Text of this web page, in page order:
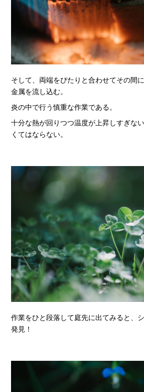
そして、両端をぴたりと合わせてその間
金属を流し込む。
炎の中で行う慎重な作業である。
十分な熱が回りつつ温度が上昇しすぎな
くてはならない。
作業をひと段落して庭先に出てみると、
発見！